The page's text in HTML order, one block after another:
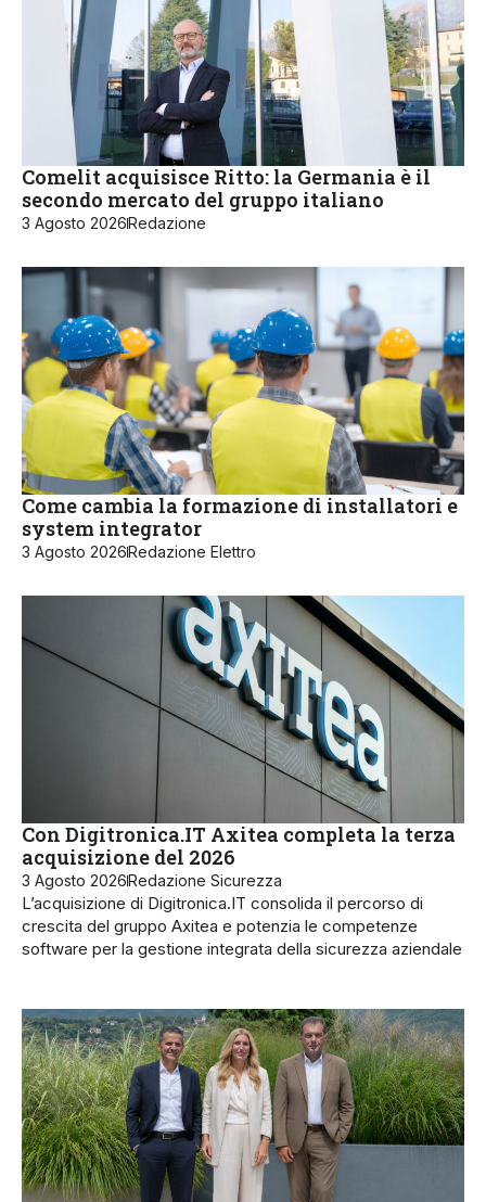
Comelit acquisisce Ritto: la Germania è il
secondo mercato del gruppo italiano
3 Agosto 2026 Redazione
Come cambia la formazione di installatori e
system integrator
3 Agosto 2026 Redazione Elettro
Con Digitronica.IT Axitea completa la terza
acquisizione del 2026
3 Agosto 2026 Redazione Sicurezza
L’acquisizione di Digitronica.IT consolida il percorso di
crescita del gruppo Axitea e potenzia le competenze
software per la gestione integrata della sicurezza aziendale